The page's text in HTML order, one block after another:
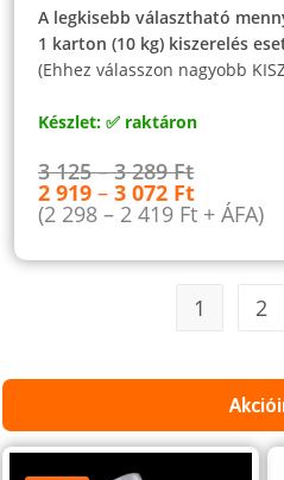
A legkisebb választható
1 karton (10 kg) kiszerelés
(Ehhez válasszon nagyobb
Készlet: ✅ raktáron
3 125–3 289Ft
2 919–3 072 Ft
(2 298– 2 419 Ft + ÁFA)
1 2